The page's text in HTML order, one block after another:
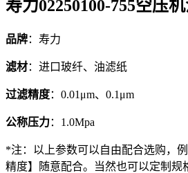
寿力02250100-755空压
品牌：寿力
滤材：进口玻纤、油滤纸
过滤精度：0.01μm、0.1μm
公称压力：1.0Mpa
*注：以上参数可以自由配合选购，
精度】随意配合。当然也可以定制规